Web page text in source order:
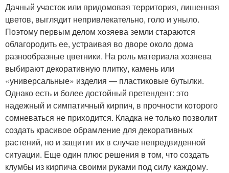
Дачный участок или придомовая территория, лишенная
цветов, выглядит непривлекательно, голо и уныло.
Поэтому первым делом хозяева земли стараются
облагородить ее, устраивая во дворе около дома
разнообразные цветники. На роль материала хозяева
выбирают декоративную плитку, камень или
«универсальные» изделия — пластиковые бутылки.
Однако есть и более достойный претендент: это
надежный и симпатичный кирпич, в прочности которого
сомневаться не приходится. Кладка не только позволит
создать красивое обрамление для декоративных
растений, но и защитит их в случае непредвиденной
ситуации. Еще один плюс решения в том, что создать
клумбы из кирпича своими руками под силу каждому.